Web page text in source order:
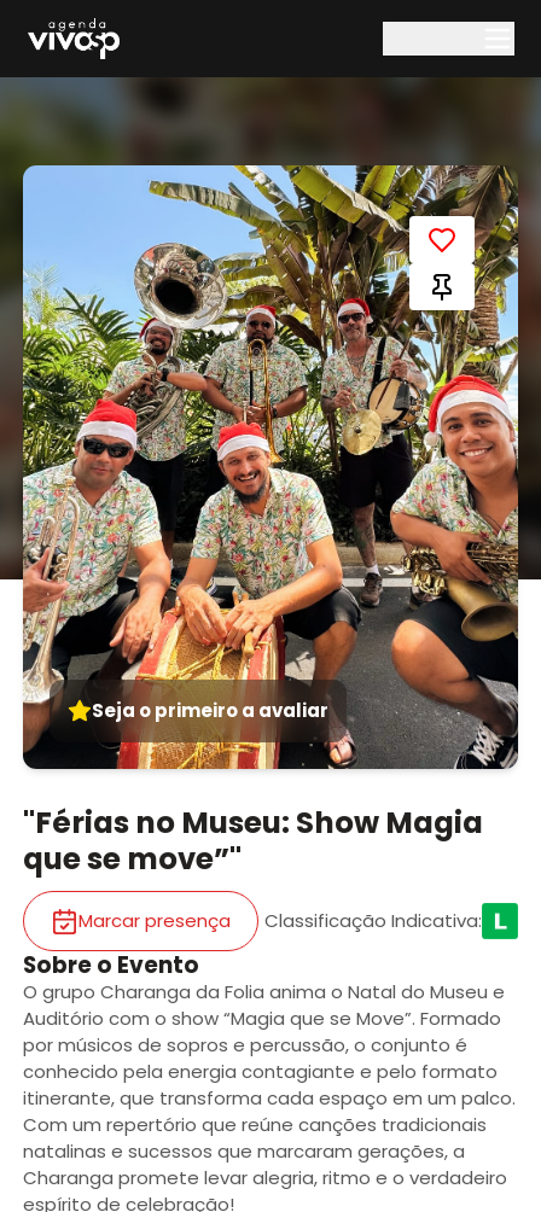
Seja o primeiro a avaliar
"Férias no Museu: Show Magia
que se move”"
Marcar presença Classificação Indicativa:
Sobre o Evento
O grupo Charanga da Folia anima o Natal do Museu e
Auditório com o show “Magia que se Move”. Formado
por músicos de sopros e percussão, o conjunto é
conhecido pela energia contagiante e pelo formato
itinerante, que transforma cada espaço em um palco.
Com um repertório que reúne canções tradicionais
natalinas e sucessos que marcaram gerações, a
Charanga promete levar alegria, ritmo e o verdadeiro
espírito de celebração!